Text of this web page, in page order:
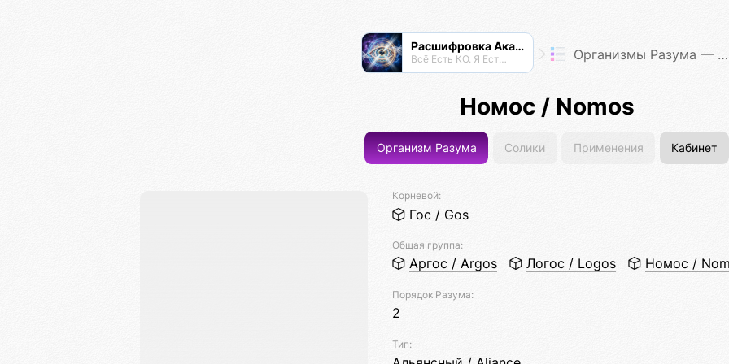
Расшифровка Акаши
Всё Есть КО. Я Есть КО. Организмы Разума — Таксономия Жизни
Номос / Nomos
Организм Разума Солики Применения Кабинет
Корневой:
Гос / Gos
Общая группа:
Аргос / Argos Логос / Logos Номос /
Порядок Разума:
2
Тип: